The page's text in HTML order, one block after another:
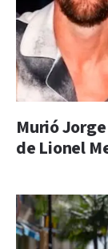
Murió
de Lionel